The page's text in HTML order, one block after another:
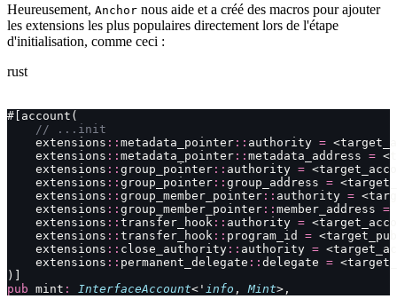
Heureusement, Anchor nous aide et a créé des macros pour ajouter
les extensions les plus populaires directement lors de l'étape
d'initialisation, comme ceci :
rust
#[account(
    // ...init
    extensions
:: metadata_pointer :: authority =
    extensions
:: metadata_pointer :: metadata_address =
    extensions
:: group_pointer :: authority =
    extensions
:: group_pointer :: group_address =
    extensions
:: group_member_pointer :: authority =
    extensions
:: group_member_pointer :: member_address =
    extensions
:: transfer_hook :: authority =
    extensions
:: transfer_hook :: program_id =
    extensions
:: close_authority :: authority =
    extensions
:: permanent_delegate :: delegate =
)]
pub mint : InterfaceAccount<' info , Mint>,